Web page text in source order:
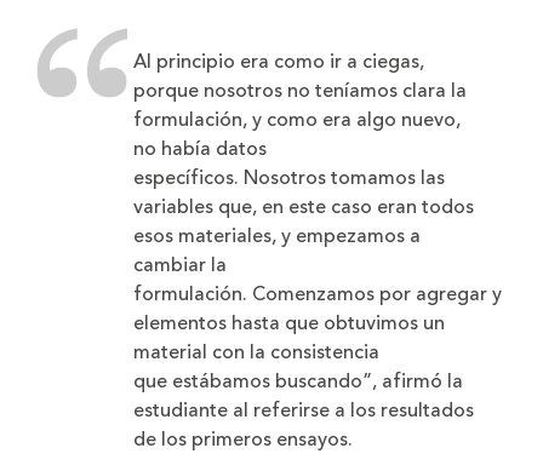
Al principio era como ir a ciegas,
porque nosotros no teníamos clara la
formulación, y como era algo nuevo,
no había datos
específicos. Nosotros tomamos las
variables que, en este caso eran todos
esos materiales, y empezamos a
cambiar la
formulación. Comenzamos por agregar y
elementos hasta que obtuvimos un
material con la consistencia
que estábamos buscando”, afirmó la
estudiante al referirse a los resultados
de los primeros ensayos.